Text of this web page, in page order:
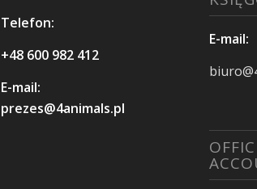
Telefon:
+48 600 982 412
E-mail:
prezes@4animals.pl
E-mail: